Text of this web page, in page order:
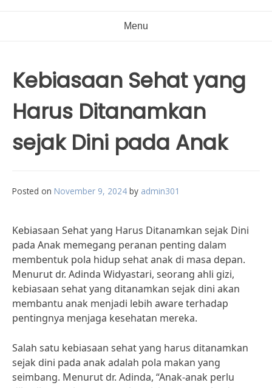
Menu
Kebiasaan Sehat yang
Harus Ditanamkan
sejak Dini pada Anak
Posted on November 9, 2024 by admin301
Kebiasaan Sehat yang Harus Ditanamkan sejak Dini
pada Anak memegang peranan penting dalam
membentuk pola hidup sehat anak di masa depan.
Menurut dr. Adinda Widyastari, seorang ahli gizi,
kebiasaan sehat yang ditanamkan sejak dini akan
membantu anak menjadi lebih aware terhadap
pentingnya menjaga kesehatan mereka.
Salah satu kebiasaan sehat yang harus ditanamkan
sejak dini pada anak adalah pola makan yang
seimbang. Menurut dr. Adinda, “Anak-anak perlu